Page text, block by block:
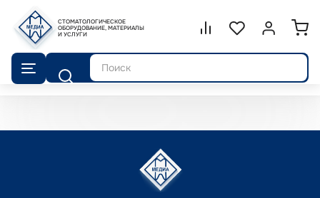
СТОМАТОЛОГИЧЕСКОЕ
ОБОРУДОВАНИЕ, МАТЕРИАЛЫ
И УСЛУГИ
Сравнение.
СписокВойти или
Поиск